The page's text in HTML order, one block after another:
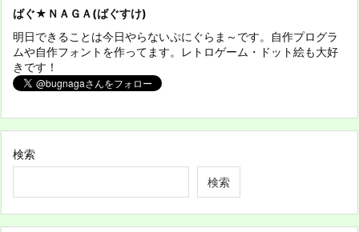
ばぐ★ＮＡＧＡ(ばぐすけ)
明日できることは今日やらないぷにぐらま～です。自作プログラ
ムや自作フォントを作ってます。レトロゲーム・ドット絵も大好
きです！
検索
検索